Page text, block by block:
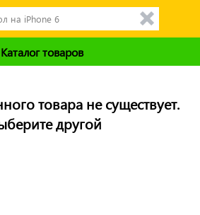
Каталог товаров
товара не существует.
другой